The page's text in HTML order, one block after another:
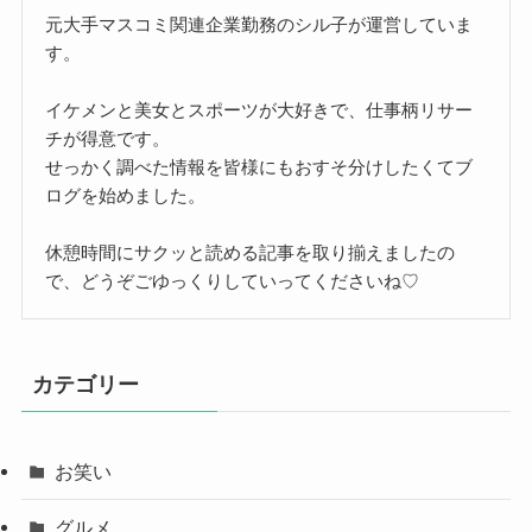
元大手マスコミ関連企業勤務のシル子が運営していま
す。
イケメンと美女とスポーツが大好きで、仕事柄リサー
チが得意です。
せっかく調べた情報を皆様にもおすそ分けしたくてブ
ログを始めました。
休憩時間にサクッと読める記事を取り揃えましたの
で、どうぞごゆっくりしていってくださいね♡
カテゴリー
お笑い
グルメ